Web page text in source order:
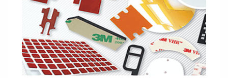
Panneaux colorés
Panneaux avec éléments de presse
Étiquettes gravees